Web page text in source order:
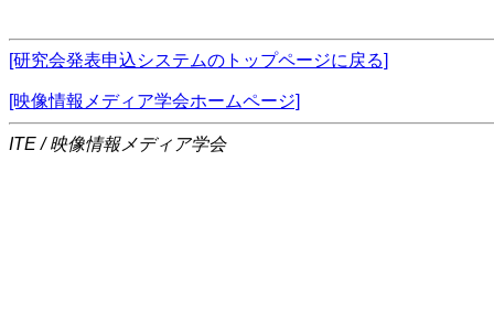
[研究会発表申込システムのトップページに戻る]
[映像情報メディア学会ホームページ]
ITE / 映像情報メディア学会